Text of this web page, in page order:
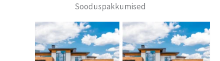
Sooduspakkumised
Sellel
tootel
on